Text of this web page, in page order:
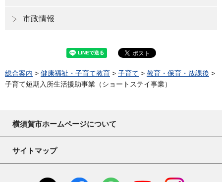
市政情報
総合案内 > 健康福祉・子育て教育 > 子育て > 教育・保育・放課後 >
子育て短期入所生活援助事業（ショートステイ事業）
横須賀市ホームページについて
サイトマップ